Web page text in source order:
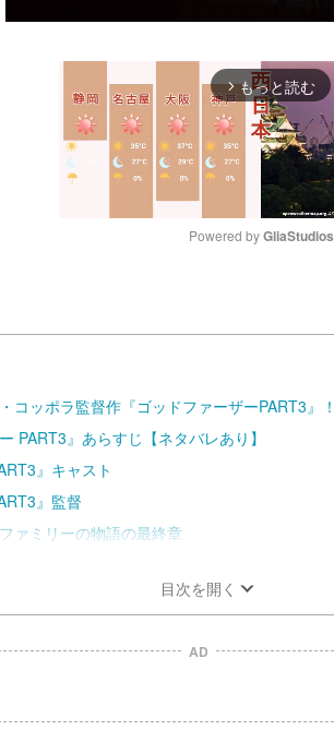
arrow_forward_ios もっと読む
u
Powered by GliaStudios
コッポラ監督作『ゴッドファーザーPART3』！
PART3』あらすじ【ネタバレあり】
』キャスト
』監督
ァミリーの物語の最終章
目次を開く
AD